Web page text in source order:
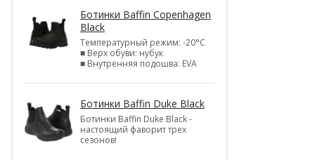
Ботинки Baffin Copenhagen
Black
Температурный режим: -20°С
■ Верх обуви: нубук
■ Внутренняя подошва: EVA
Ботинки Baffin Duke Black
Ботинки Baffin Duke Black -
настоящий фаворит трех
сезонов!